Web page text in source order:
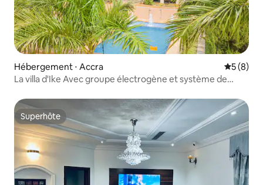
Hébergement ⋅ Accra
5 (8)
La villa d'Ike Avec groupe électrogène et système de
Superhôte
Superhôte